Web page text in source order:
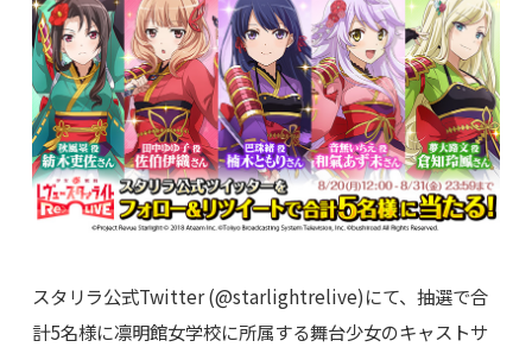
スタリラ公式Twitter (@starlightrelive)にて、抽選で合
計5名様に凛明館女学校に所属する舞台少女のキャストサ